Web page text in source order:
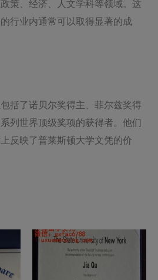
策、经济、人文学科等领域。这
行业内通常可以取得显著的成
括了诺贝尔奖得主、菲尔兹奖得
列世界顶级奖项的获得者。他们
反映了普莱斯顿大学文凭的价